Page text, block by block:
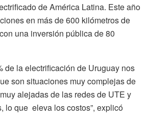
de América Latina. Este año
en más de 600 kilómetros de
una inversión pública de 80
de la electrificación de Uruguay nos
son situaciones muy complejas de
alejadas de las redes de UTE y
lo que eleva los costos”, explicó